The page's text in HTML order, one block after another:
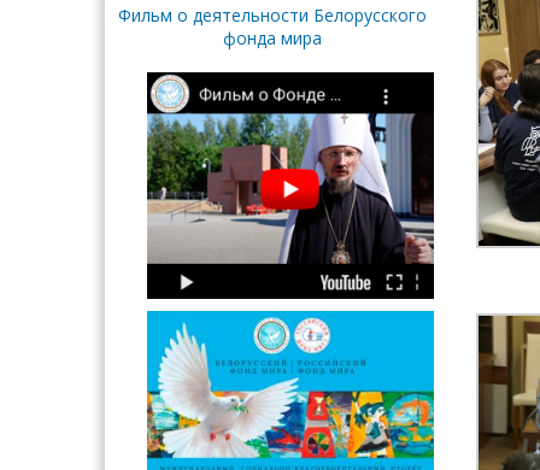
Фильм о деятельности Белорусского
фонда мира